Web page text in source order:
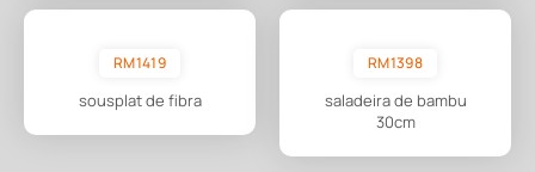
RM1419
sousplat de fibra
RM1398
saladeira de bambu
30cm